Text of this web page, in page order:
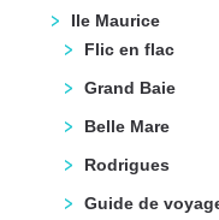
Ile Maurice
Flic en flac
Grand Baie
Belle Mare
Rodrigues
Guide de